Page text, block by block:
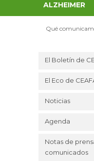
ALZHEIMER
Qué
El Boletín de
El Eco de
Noticias
Agenda
Notas de
comunicados